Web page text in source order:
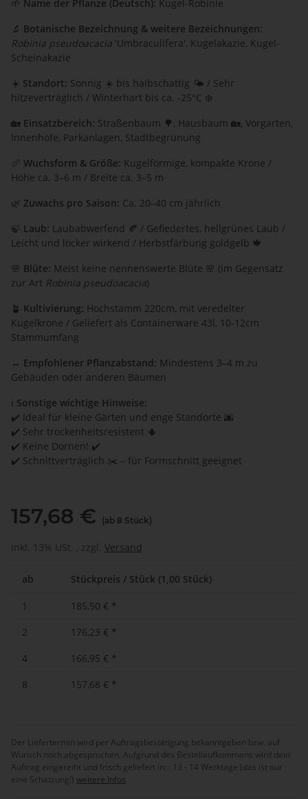
🌱 Name der Pflanze (Deutsch): Kugel-Robinie
🔬 Botanische Bezeichnung & weitere Bezeichnungen:
Robinia pseudoacacia 'Umbraculifera', Kugelakazie, Kugel-
Scheinakazie
☀️ Standort: Sonnig ☀️ bis halbschattig 🌤️ / Sehr
hitzeverträglich / Winterhart bis ca. -25°C ❄️
🏡 Einsatzbereich: Straßenbaum 🌳, Hausbaum 🏡, Vorgarten,
Innenhöfe, Parkanlagen, Stadtbegrünung
📏 Wuchsform & Größe: Kugelförmige, kompakte Krone /
Höhe ca. 3–6 m / Breite ca. 3–5 m
🌿 Zuwachs pro Saison: Ca. 20–40 cm jährlich
🍃 Laub: Laubabwerfend 🍂 / Gefiedertes, hellgrünes Laub /
Leicht und locker wirkend / Herbstfärbung goldgelb 🍁
🌸 Blüte: Meist keine nennenswerte Blüte 🌸 (im Gegensatz
zur Art Robinia pseudoacacia)
🪴 Kultivierung: Hochstamm 220cm, mit veredelter
Kugelkrone / Geliefert als Containerware 43l, 10-12cm
Stammumfang
↔️ Empfohlener Pflanzabstand: Mindestens 3–4 m zu
Gebäuden oder anderen Bäumen
ℹ️ Sonstige wichtige Hinweise:
✔️ Ideal für kleine Gärten und enge Standorte 🌆
✔️ Sehr trockenheitsresistent 🌵
✔️ Keine Dornen! ✔️
✔️ Schnittverträglich ✂️ – für Formschnitt geeignet
157,68 € (ab 8 Stück)
inkl. 13% USt. , zzgl. Versand
ab Stückpreis / Stück (1,00 Stück)
1 185,50 € *
2
176,23 € *
4
166,95 € *
8
157,68 € *
Der Liefertermin wird per Auftragsbestätigung bekanntgeben bzw. auf
Wunsch noch abgesprochen. Aufgrund des Bestellaufkommens wird dein
Auftrag eingereiht und frisch geliefert in: : 13 - 14 Werktage (das ist nur
eine Schätzung!) weitere Infos